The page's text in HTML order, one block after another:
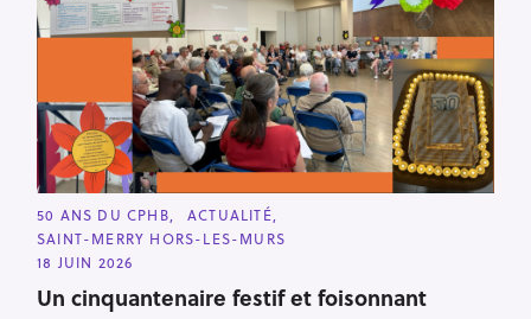
C
A
T
E
G
O
R
50 ANS DU CPHB
ACTUALITÉ
SAINT-MERRY HORS-LES-MURS
18 JUIN 2026
Un cinquantenaire festif et foisonnant